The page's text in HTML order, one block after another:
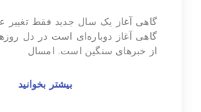
گاهی آغاز یک سال جدید فقط تغییر
گاهی آغاز دوباره‌ای است در دل
از خبرهای سنگین است. امسال
بیشتر بخوانید